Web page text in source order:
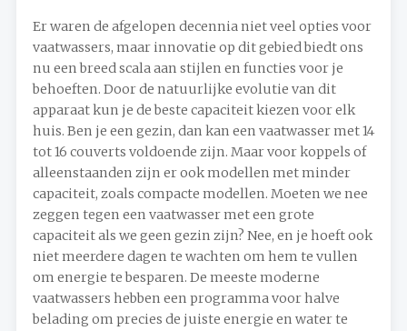
Er waren de afgelopen decennia niet veel opties voor
vaatwassers, maar innovatie op dit gebied biedt ons
nu een breed scala aan stijlen en functies voor je
behoeften. Door de natuurlijke evolutie van dit
apparaat kun je de beste capaciteit kiezen voor elk
huis. Ben je een gezin, dan kan een vaatwasser met 14
tot 16 couverts voldoende zijn. Maar voor koppels of
alleenstaanden zijn er ook modellen met minder
capaciteit, zoals compacte modellen. Moeten we nee
zeggen tegen een vaatwasser met een grote
capaciteit als we geen gezin zijn? Nee, en je hoeft ook
niet meerdere dagen te wachten om hem te vullen
om energie te besparen. De meeste moderne
vaatwassers hebben een programma voor halve
belading om precies de juiste energie en water te